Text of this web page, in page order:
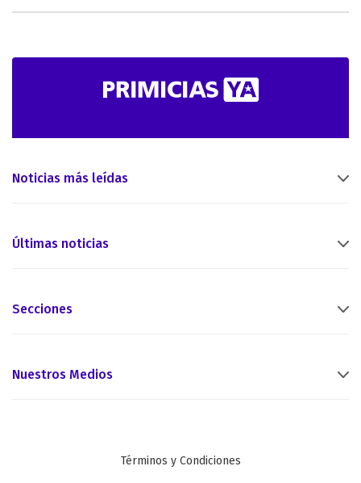
Noticias más leídas
Últimas noticias
Secciones
Nuestros Medios
Términos y Condiciones